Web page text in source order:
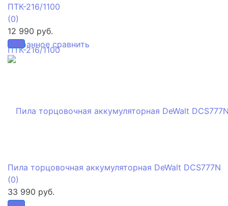
избранное сравнить
ПТК-216/1100
(0)
12 990 руб.
Пила торцовочная аккумуляторная DeWalt DCS777N
(0)
33 990 руб.